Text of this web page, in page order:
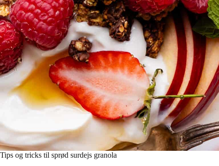
Tips og tricks til sprød surdejs granola